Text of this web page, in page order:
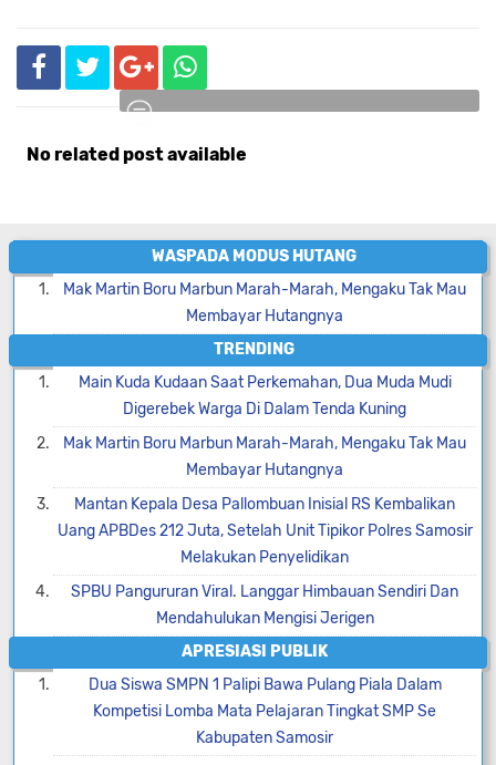
No related post available
WASPADA MODUS HUTANG
Mak Martin Boru Marbun Marah-Marah, Mengaku Tak Mau
Membayar Hutangnya
TRENDING
Main Kuda Kudaan Saat Perkemahan, Dua Muda Mudi
Digerebek Warga Di Dalam Tenda Kuning
Mak Martin Boru Marbun Marah-Marah, Mengaku Tak Mau
Membayar Hutangnya
Mantan Kepala Desa Pallombuan Inisial RS Kembalikan
Uang APBDes 212 Juta, Setelah Unit Tipikor Polres Samosir
Melakukan Penyelidikan
SPBU Pangururan Viral. Langgar Himbauan Sendiri Dan
Mendahulukan Mengisi Jerigen
APRESIASI PUBLIK
Dua Siswa SMPN 1 Palipi Bawa Pulang Piala Dalam
Kompetisi Lomba Mata Pelajaran Tingkat SMP Se
Kabupaten Samosir